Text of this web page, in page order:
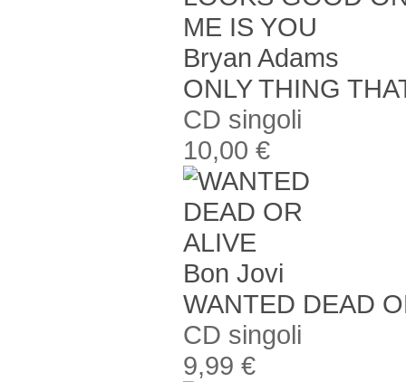
Bryan Adams
ONLY THING
CD singoli
10,00 €
Bon Jovi
WANTED DEAD
CD singoli
9,99 €